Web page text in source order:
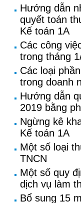
Hướng dẫn
quyết toán
Kế toán 1A
Các công
trong tháng
Các loại
trong doanh
Hướng dẫn
2019 bằng
Ngừng kê
Kế toán 1A
Một số loại
TNCN
Một số quy
dịch vụ làm
Bổ sung 15